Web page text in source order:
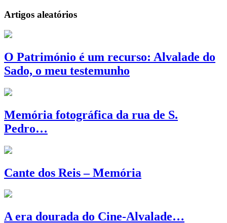
Artigos aleatórios
O Património é um recurso: Alvalade do
Sado, o meu testemunho
Memória fotográfica da rua de S.
Pedro…
Cante dos Reis – Memória
A era dourada do Cine-Alvalade…